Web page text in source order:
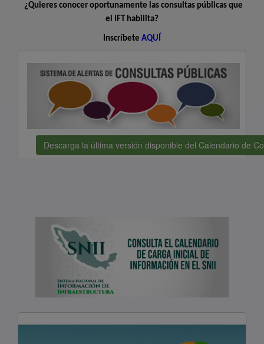
¿Quieres conocer oportunamente las consultas públicas que
el IFT habilita?
Inscríbete AQUÍ
Descarga la última versión disponible del Calendario de